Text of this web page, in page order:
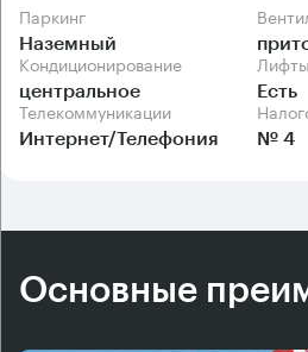
Паркинг
Наземный
Кондиционирование
центральное
Лифты
Есть
Телекоммуникации
Интернет/Телефония № 4
Основные